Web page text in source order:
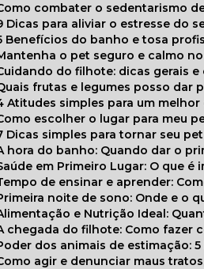
Como combater o sedentarismo
9 Dicas para aliviar o estresse do
5 Benefícios do banho e tosa
Mantenha o pet seguro e calmo
Cuidando do filhote: dicas gerais
Quais frutas e legumes posso dar
4 Atitudes simples para um
Como escolher o lugar para meu
7 Dicas simples para tornar seu
A hora do banho: Quando dar o
Saúde em Primeiro Lugar: O que
Tempo de ensinar e aprender:
Primeira noite de sono: Onde e o
Alimentação e Nutrição Ideal:
A chegada do filhote: Como
Poder dos animais de estimação:
Como agir e denunciar maus